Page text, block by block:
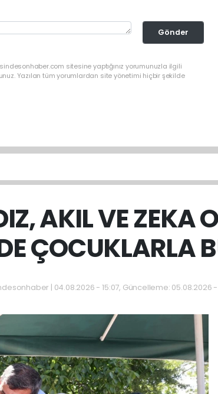
Gönder
sitesine yaptığınız yorumunuzla ilgili
Yazılan tüm yorumlardan site yönetimi hiçbir şekilde
AKIL VE ZEKA
ÇOCUKLARLA
| 04.08.2026 - 15:07, Güncelleme: 05.08.2026 -